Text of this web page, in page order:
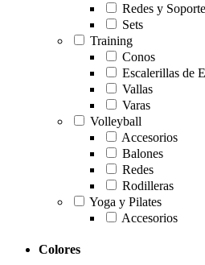
Redes y
Sets
Training
Conos
Escalerillas de
Vallas
Varas
Volleyball
Accesorios
Balones
Redes
Rodilleras
Yoga y Pilates
Accesorios
Colores